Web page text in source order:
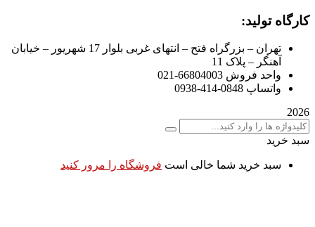
کارگاه تولید:
تهران – بزرگراه فتح – انتهای غربی بلوار 17 شهریور – خیابان
آهنگر – پلاک 11
واحد فروش 66804003-021
واتساپ 0848-414-0938
2026
سبد خرید
سبد خرید شما خالی است فروشگاه را مرور کنید